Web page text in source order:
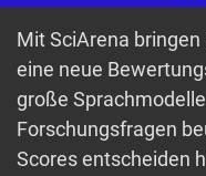
Mit SciArena bringen
eine neue
große
Forschungsfragen
Scores entscheiden